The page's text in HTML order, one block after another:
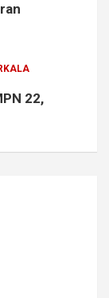
22,